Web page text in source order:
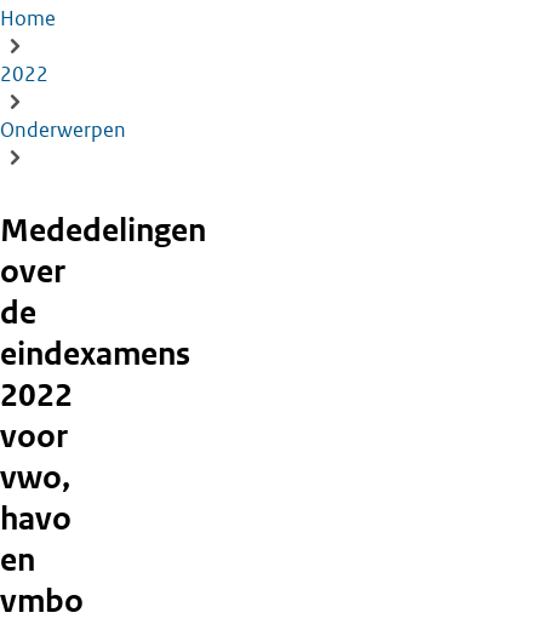
Kruimelpad
Home
2022
Onderwerpen
Mededelingen
over
de
eindexamens
2022
voor
vwo,
havo
en
vmbo